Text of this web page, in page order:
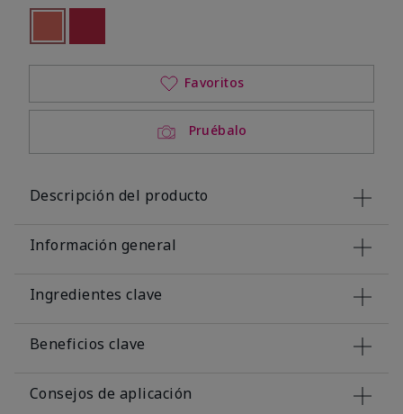
seleccionado
Out of stock
Pruébalo
Favoritos
Descripción del producto
Información general
Ingredientes clave
Beneficios clave
Consejos de aplicación